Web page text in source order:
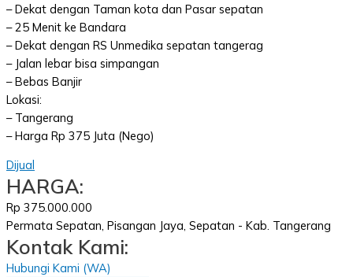
– Dekat dengan Taman kota dan Pasar sepatan
– 25 Menit ke Bandara
– Dekat dengan RS Unmedika sepatan tangerag
– Jalan lebar bisa simpangan
– Bebas Banjir
Lokasi:
– Tangerang
– Harga Rp 375 Juta (Nego)
Dijual
HARGA:
Rp 375.000.000
Permata Sepatan, Pisangan Jaya, Sepatan - Kab. Tangerang
Kontak Kami:
Hubungi Kami (WA)